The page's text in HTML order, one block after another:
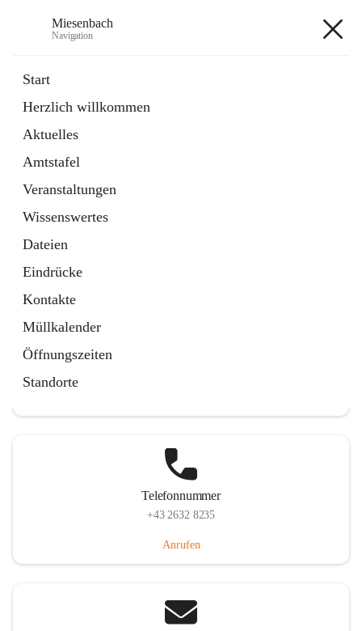
Miesenbach
Navigation
Start
Herzlich willkommen
Aktuelles
Amtstafel
Veranstaltungen
Wissenswertes
Dateien
Eindrücke
Kontakte
Müllkalender
Öffnungszeiten
Standorte
Externe Webseite
in
Tab
Region Schneebergland
Externe Webseite
öffnet
in
neuem
Tab
Telefonnummer
+43 2632 8235
Anrufen